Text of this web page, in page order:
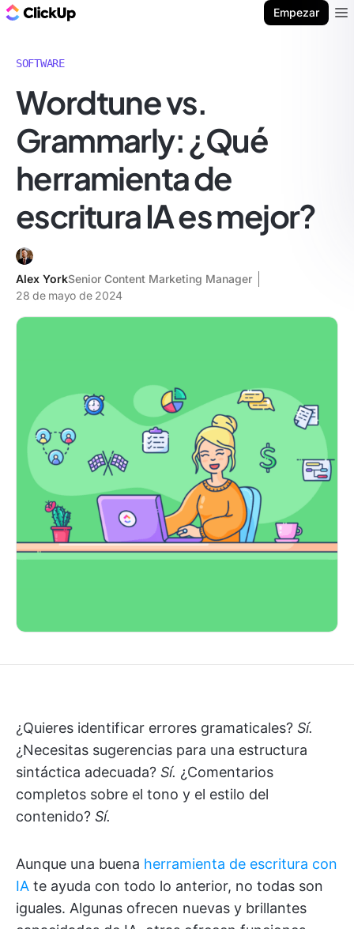
Empezar
SOFTWARE
Wordtune vs.
Grammarly: ¿Qué
herramienta de
escritura IA es mejor?
Alex YorkSenior Content Marketing Manager
28 de mayo de 2024
¿Quieres identificar errores gramaticales? Sí.
¿Necesitas sugerencias para una estructura
sintáctica adecuada? Sí. ¿Comentarios
completos sobre el tono y el estilo del
contenido? Sí.
Aunque una buena herramienta de escritura con
IA te ayuda con todo lo anterior, no todas son
iguales. Algunas ofrecen nuevas y brillantes